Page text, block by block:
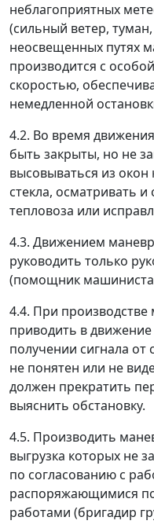
неблагоприятных
(сильный ветер,
неосвещенных путях
производится с
скоростью,
немедленной
4.2. Во время
быть закрыты, но не
высовываться из
стекла, осматривать
тепловоза или
4.3. Движением
руководить только
(помощник машиниста
4.4. При
приводить в
получении сигнала от
не понятен или не
должен прекратить
выяснить обстановку.
4.5. Производить
выгрузка которых не
по согласованию с
распоряжающимися
работами (бригадир